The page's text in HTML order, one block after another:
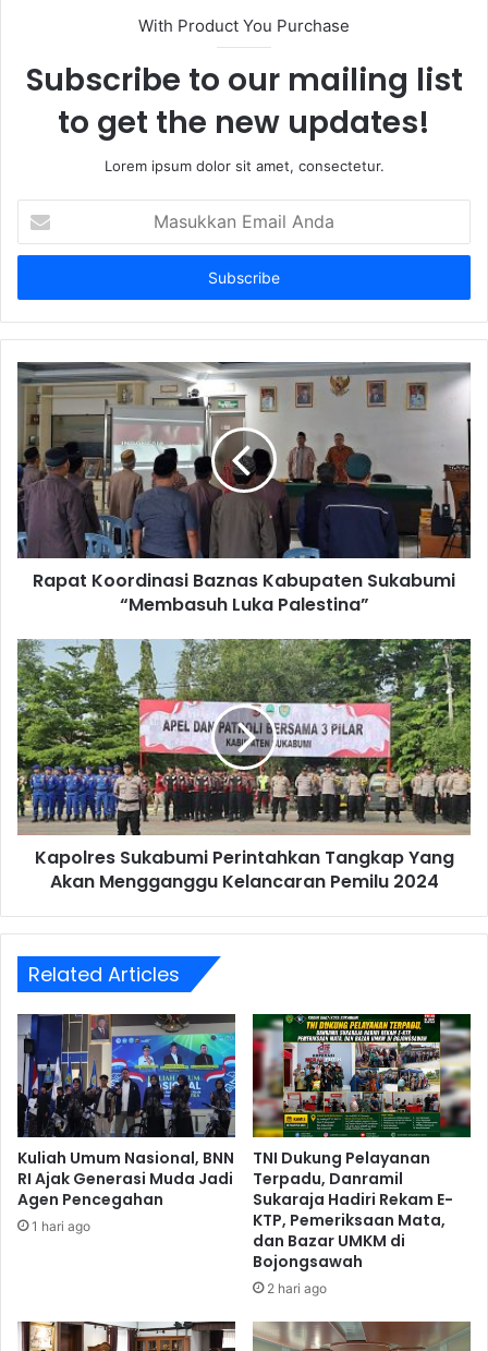
With Product You Purchase
Subscribe to our mailing list
to get the new updates!
Lorem ipsum dolor sit amet, consectetur.
Email
Anda
Rapat Koordinasi Baznas Kabupaten Sukabumi
“Membasuh Luka Palestina”
Kapolres Sukabumi Perintahkan Tangkap Yang
Akan Mengganggu Kelancaran Pemilu 2024
Related Articles
Kuliah Umum Nasional, BNN
RI Ajak Generasi Muda Jadi
Agen Pencegahan
1 hari ago
TNI Dukung Pelayanan
Terpadu, Danramil
Sukaraja Hadiri Rekam E-
KTP, Pemeriksaan Mata,
dan Bazar UMKM di
Bojongsawah
2 hari ago